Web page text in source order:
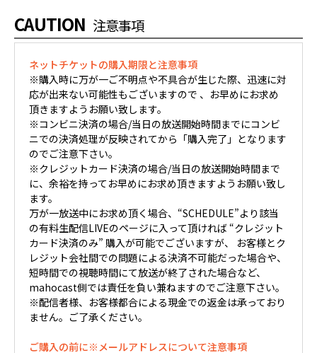
CAUTION 注意事項
ネットチケットの購入期限と注意事項
※購入時に万が一ご不明点や不具合が生じた際、迅速に対
応が出来ない可能性もございますので 、お早めにお求め
頂きますようお願い致します。
※コンビニ決済の場合/当日の放送開始時間までにコンビ
ニでの決済処理が反映されてから「購入完了」となります
のでご注意下さい。
※クレジットカード決済の場合/当日の放送開始時間まで
に、余裕を持ってお早めにお求め頂きますようお願い致し
ます。
万が一放送中にお求め頂く場合、“SCHEDULE”より該当
の有料生配信LIVEのページに入って頂ければ “クレジット
カード決済のみ” 購入が可能でございますが、 お客様とク
レジット会社間での問題による決済不可能だった場合や、
短時間での視聴時間にて放送が終了された場合など、
mahocast側では責任を負い兼ねますのでご注意下さい。
※配信者様、お客様都合による現金での返金は承っており
ません。ご了承ください。
ご購入の前に※メールアドレスについて注意事項